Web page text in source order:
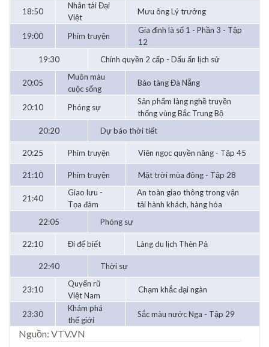
18:50
Nhân tài Đại
Việt
Mưu ông Lý trưởng
19:00 Phim truyện
Gia đình là số 1 - Phần 3 - Tập
12
19:30
Chính quyền 2 cấp - Dấu ấn lịch sử
20:05
Muôn màu
cuộc sống
Bảo tàng Đà Nẵng
20:10 Phóng sự
Sản phẩm làng nghề truyền
thống vùng Bắc Trung Bộ
20:20
Dự báo thời tiết
20:25 Phim truyện Viên ngọc quyền năng - Tập 45
21:10 Phim truyện Mặt trời mùa đông - Tập 28
21:40
Giao lưu -
Tọa đàm
An toàn giao thông trong vận
tải hành khách, hàng hóa
22:05
Phóng sự
22:10 Đi để biết Làng du lịch Thèn Pả
22:40 Thời sự
23:10
Quyến rũ
Việt Nam
Chạm khắc đại ngàn
23:30
Khám phá
thế giới
Sắc màu nước Nga - Tập 29
Nguồn: VTV.VN